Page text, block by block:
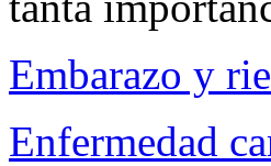
Embarazo y
Enfermedad